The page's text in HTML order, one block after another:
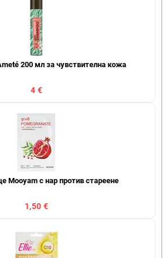
200 мл за чувствителна кожа
4 €
Mooyam с нар против стареене
1,50 €